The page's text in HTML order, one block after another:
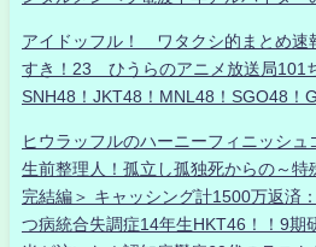
アイドッフル！ ワタクシ的まとめ
すき！23 ひうらのアニメ放送局101
SNH48！JKT48！MNL48！SGO48！
ヒウラッフルのハーニーフィニッシュ
生前整理人！孤立し孤独死からの～特
完結編＞ キャッシング計1500万返済
つ病統合失調症14年生HKT46！！9期